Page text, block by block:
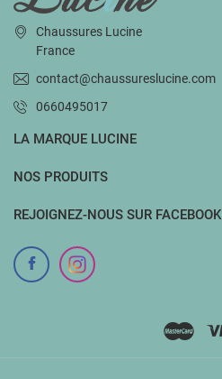
Chaussures Lucine
France
contact@chaussureslucine.com
0660495017
LA MARQUE LUCINE
NOS PRODUITS
REJOIGNEZ-NOUS SUR FACEBOOK